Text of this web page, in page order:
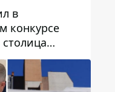
в
конкурсе